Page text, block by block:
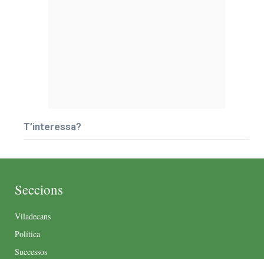
T’interessa?
Seccions
Viladecans
Política
Successos